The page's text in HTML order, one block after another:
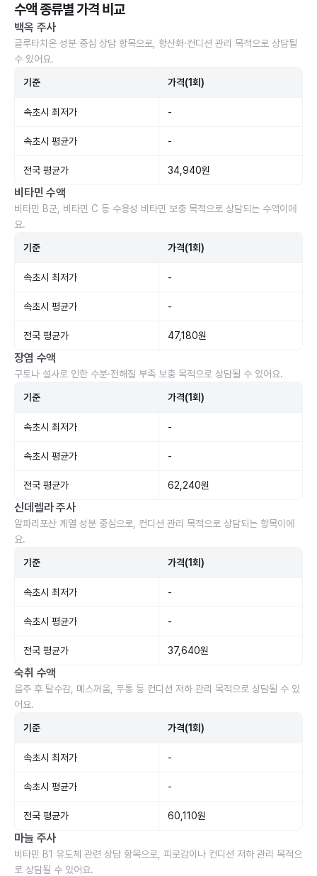
수액 종류별 가격 비교
백옥 주사
글루타치온 성분 중심 상담 항목으로, 항산화·컨디션 관리 목적으로 상담될
수 있어요.
기준 가격(1회)
속초시 최저가 -
속초시 평균가 -
전국 평균가 34,940원
비타민 수액
비타민 B군, 비타민 C 등 수용성 비타민 보충 목적으로 상담되는 수액이에
요.
기준 가격(1회)
속초시 최저가 -
속초시 평균가 -
전국 평균가 47,180원
장염 수액
구토나 설사로 인한 수분·전해질 부족 보충 목적으로 상담될 수 있어요.
기준 가격(1회)
속초시 최저가 -
속초시 평균가 -
전국 평균가 62,240원
신데렐라 주사
알파리포산 계열 성분 중심으로, 컨디션 관리 목적으로 상담되는 항목이에
요.
기준 가격(1회)
속초시 최저가 -
속초시 평균가 -
전국 평균가 37,640원
숙취 수액
음주 후 탈수감, 메스꺼움, 두통 등 컨디션 저하 관리 목적으로 상담될 수 있
어요.
기준 가격(1회)
속초시 최저가 -
속초시 평균가 -
전국 평균가 60,110원
마늘 주사
비타민 B1 유도체 관련 상담 항목으로, 피로감이나 컨디션 저하 관리 목적으
로 상담될 수 있어요.